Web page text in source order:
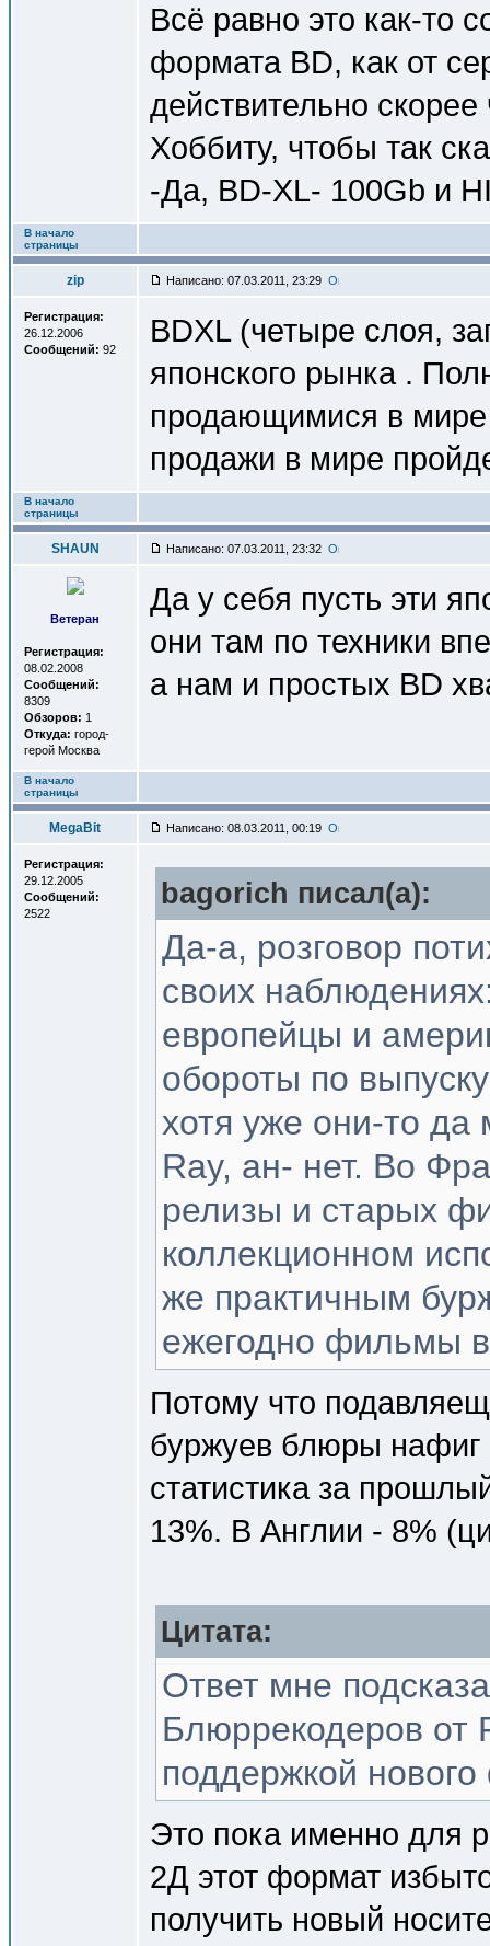
Всё равно это как-то
формата BD, как от
действительно
Хоббиту, чтобы так
-Да, BD-XL- 100Gb и
В начало
страницы
zip Написано: 07.03.2011, 23:29
Регистрация:
26.12.2006
Сообщений: 92
BDXL (четыре слоя,
японского рынка .
продающимися в
продажи в мире
В начало
страницы
SHAUN Написано: 07.03.2011, 23:32
Ветеран
Регистрация:
08.02.2008
Сообщений:
8309
Обзоров: 1
Откуда: город-
герой Москва
Да у себя пусть эти
они там по техники
а нам и простых BD
В начало
страницы
MegaBit Написано: 08.03.2011, 00:19
Регистрация:
29.12.2005
Сообщений:
2522
bagorich писал(a):
Да-а, розговор
своих
европейцы и
обороты по
хотя уже они-то да
Ray, ан- нет. Во
релизы и старых
коллекционном
же практичным
ежегодно фильмы
Потому что
буржуев блюры нафиг
статистика за
13%. В Англии - 8%
Цитата:
Ответ мне
Блюррекодеров от
поддержкой
Это пока именно для
2Д этот формат
получить новый